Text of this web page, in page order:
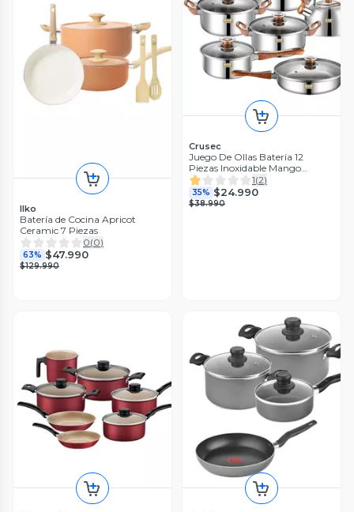
Ilko
Batería de Cocina Apricot
Ceramic 7 Piezas
0(0)
63% $47.990
$129.990
Crusec
Juego De Ollas Batería 12
Piezas Inoxidable Mango
Madera
1(2)
35% $24.990
$38.990